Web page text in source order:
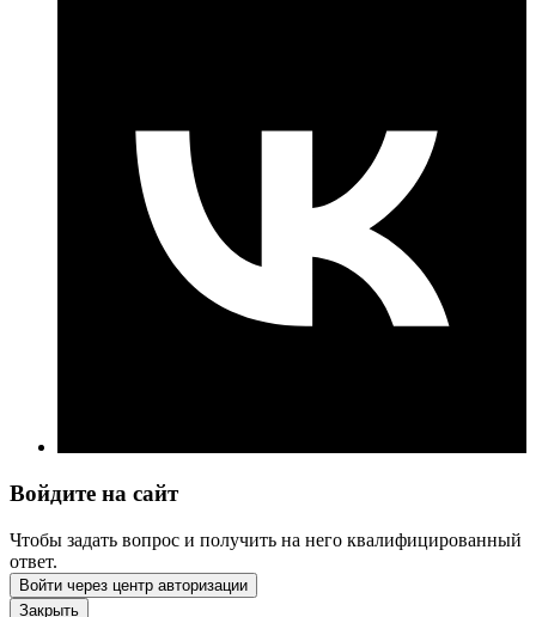
Войдите на сайт
Чтобы задать вопрос и получить на него квалифицированный
ответ.
Войти через центр авторизации
Закрыть